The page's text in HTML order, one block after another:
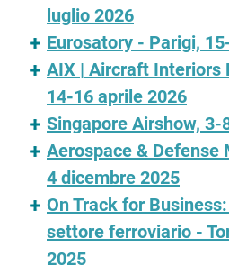
luglio 2026
Eurosatory - Parigi,
AIX | Aircraft Interiors
14-16 aprile 2026
Singapore Airshow, 3-
Aerospace & Defense
4 dicembre 2025
On Track for
settore ferroviario -
2025